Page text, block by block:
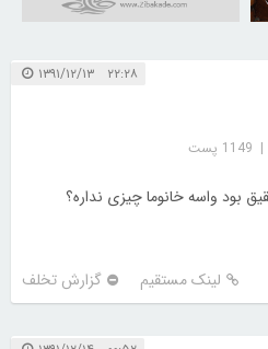
۲۲:۲۸ ۱۳۹۱/۱۲/۱۳
| 1149 پست
بود واسه خانوما چیزی نداره؟
لینک مستقیم گزارش تخلف